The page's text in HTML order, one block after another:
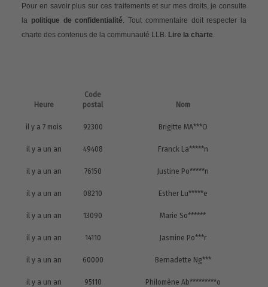
Pour en savoir plus sur ces traitements et sur mes droits, je consulte
la politique de confidentialité. Tout commentaire doit respecter la
charte des contenus de la communauté LLB. Lire la charte.
Heure
Code
postal
Nom
il y a 7 mois 92300 Brigitte MA***O
il y a un an 49408 Franck La*****n
il y a un an 76150 Justine Po*****n
il y a un an 08210 Esther Lu*****e
il y a un an 13090 Marie So******
il y a un an 14110 Jasmine Po***r
il y a un an 60000 Bernadette Ng***
il y a un an 95110 Philomène Ab*********o